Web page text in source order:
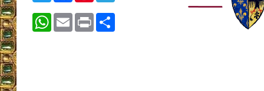
WhatsApp
EmailPrintShare